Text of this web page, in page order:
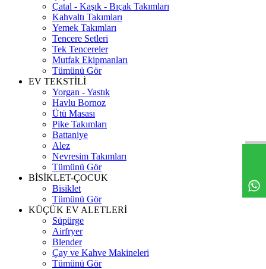
Çatal - Kaşık - Bıçak Takımları
Kahvaltı Takımları
Yemek Takımları
Tencere Setleri
Tek Tencereler
Mutfak Ekipmanları
Tümünü Gör
EV TEKSTİLİ
Yorgan - Yastık
Havlu Bornoz
Ütü Masası
Pike Takımları
Battaniye
Alez
Nevresim Takımları
Tümünü Gör
BİSİKLET-ÇOCUK
Bisiklet
Tümünü Gör
KÜÇÜK EV ALETLERİ
Süpürge
Airfryer
Blender
Çay ve Kahve Makineleri
Tümünü Gör